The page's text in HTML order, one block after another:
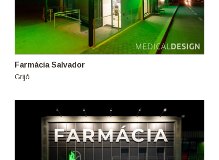
Farmácia Salvador
Grijó